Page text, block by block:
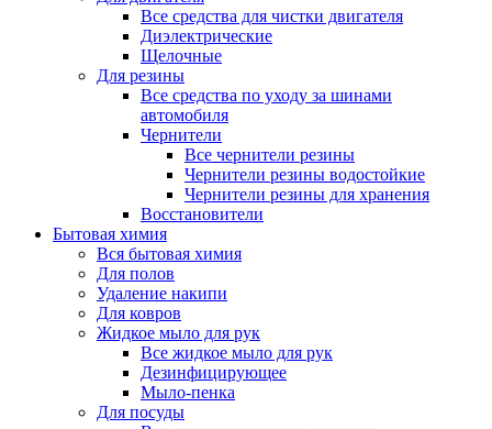
Все средства для чистки двигателя
Диэлектрические
Щелочные
Для резины
Все средства по уходу за шинами
автомобиля
Чернители
Все чернители резины
Чернители резины водостойкие
Чернители резины для хранения
Восстановители
Бытовая химия
Вся бытовая химия
Для полов
Удаление накипи
Для ковров
Жидкое мыло для рук
Все жидкое мыло для рук
Дезинфицирующее
Мыло-пенка
Для посуды